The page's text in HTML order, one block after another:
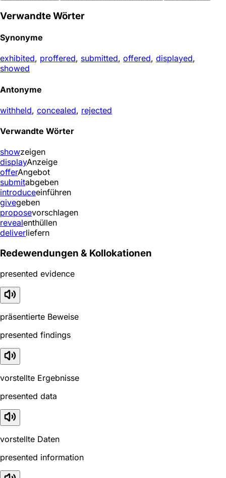
Verwandte Wörter
Synonyme
exhibited, proffered, submitted, offered, displayed,
showed
Antonyme
withheld, concealed, rejected
Verwandte Wörter
showzeigen
displayAnzeige
offerAngebot
submitabgeben
introduceeinführen
givegeben
proposevorschlagen
revealenthüllen
deliverliefern
Redewendungen & Kollokationen
presented evidence
präsentierte Beweise
presented findings
vorstellte Ergebnisse
presented data
vorstellte Daten
presented information